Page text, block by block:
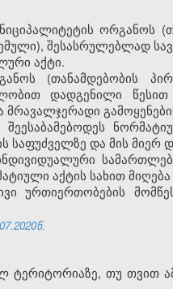
ორგანოს
შესასრულებლად
აქტი.
(თანამდებობის
დადგენილი წესით
საფუძველზე და მის
აქტის სახით მიღება
ურთიერთობების
თუ თვით